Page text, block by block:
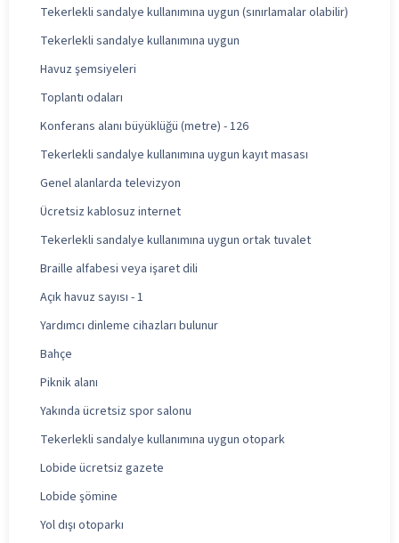
Tekerlekli sandalye kullanımına uygun (sınırlamalar olabilir)
Tekerlekli sandalye kullanımına uygun
Havuz şemsiyeleri
Toplantı odaları
Konferans alanı büyüklüğü (metre) - 126
Tekerlekli sandalye kullanımına uygun kayıt masası
Genel alanlarda televizyon
Ücretsiz kablosuz internet
Tekerlekli sandalye kullanımına uygun ortak tuvalet
Braille alfabesi veya işaret dili
Açık havuz sayısı - 1
Yardımcı dinleme cihazları bulunur
Bahçe
Piknik alanı
Yakında ücretsiz spor salonu
Tekerlekli sandalye kullanımına uygun otopark
Lobide ücretsiz gazete
Lobide şömine
Yol dışı otoparkı